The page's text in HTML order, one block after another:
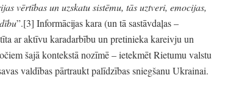
vērtības un uzskatu sistēmu, tās uztveri, emocijas,
”.[3] Informācijas kara (un tā sastāvdaļas–
ar aktīvu karadarbību un pretinieka kareivju un
šajā kontekstā nozīmē– ietekmēt Rietumu valstu
valdības pārtraukt palīdzības sniegšanu Ukrainai.